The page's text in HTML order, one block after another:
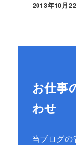
2013年10月
お仕事
わせ
当ブログ